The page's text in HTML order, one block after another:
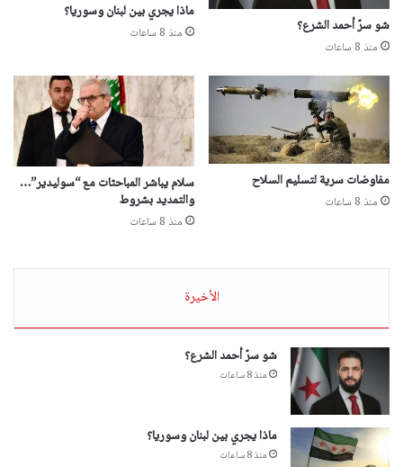
شو سرّ أحمد الشرع؟
منذ 8 ساعات
ماذا يجري بين لبنان وسوريا؟
منذ 8 ساعات
مفاوضات سرية لتسليم السلاح
منذ 8 ساعات
سلام يباشر المباحثات مع “سوليدير”…
والتمديد بشروط
منذ 8 ساعات
الأخيرة
شو سرّ أحمد الشرع؟
منذ 8 ساعات
ماذا يجري بين لبنان وسوريا؟
منذ 8 ساعات